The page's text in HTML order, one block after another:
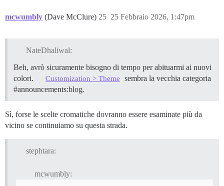
mcwumbly (Dave McClure) 25 Febbraio 2026, 1:47pm
25
NateDhaliwal:
Beh, avrò sicuramente bisogno di tempo per abituarmi ai nuovi
colori.
Customization > Theme
sembra la vecchia categoria
#announcements:blog.
Sì, forse le scelte cromatiche dovranno essere esaminate più da
vicino se continuiamo su questa strada.
stephtara:
mcwumbly: